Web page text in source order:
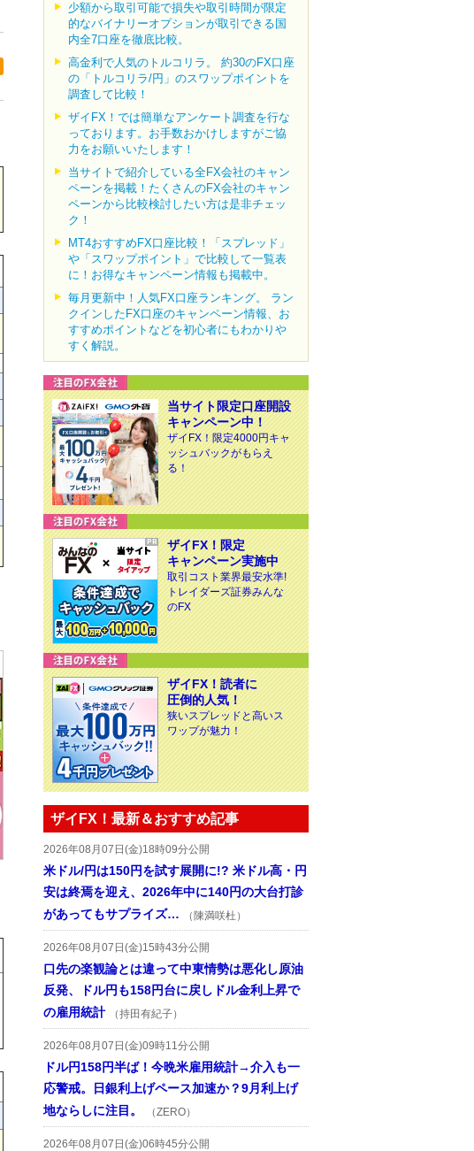
少額から取引可能で損失や取引時間が限定
的なバイナリーオプションが取引できる国
内全7口座を徹底比較。
高金利で人気のトルコリラ。 約30のFX口座
の「トルコリラ/円」のスワップポイントを
調査して比較！
ザイFX！では簡単なアンケート調査を行な
っております。お手数おかけしますがご協
力をお願いいたします！
当サイトで紹介している全FX会社のキャン
ペーンを掲載！たくさんのFX会社のキャン
ペーンから比較検討したい方は是非チェッ
ク！
MT4おすすめFX口座比較！「スプレッド」
や「スワップポイント」で比較して一覧表
に！お得なキャンペーン情報も掲載中。
毎月更新中！人気FX口座ランキング。 ラン
クインしたFX口座のキャンペーン情報、お
すすめポイントなどを初心者にもわかりや
すく解説。
当サイト限定口座開設
キャンペーン中！
ザイFX！限定4000円キャ
ッシュバックがもらえ
る！
ザイFX！限定
キャンペーン実施中
取引コスト業界最安水準!
トレイダーズ証券みんな
のFX
ザイFX！読者に
圧倒的人気！
狭いスプレッドと高いス
ワップが魅力！
ザイFX！最新＆おすすめ記事
2026年08月07日(金)18時09分公開
米ドル/円は150円を試す展開に!? 米ドル高・円
安は終焉を迎え、2026年中に140円の大台打診
があってもサプライズ…
（陳満咲杜）
2026年08月07日(金)15時43分公開
口先の楽観論とは違って中東情勢は悪化し原油
反発、ドル円も158円台に戻しドル金利上昇で
の雇用統計
（持田有紀子）
2026年08月07日(金)09時11分公開
ドル円158円半ば！今晩米雇用統計→介入も一
応警戒。日銀利上げペース加速か？9月利上げ
地ならしに注目。
（ZERO）
2026年08月07日(金)06時45分公開